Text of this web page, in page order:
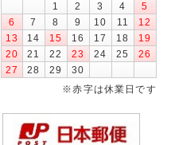
1
2 3 4
5
6
7 8 9 10 11
12
13
14 15 16 17 18
19
20
21 22 23 24 25
26
27
28 29
30
※赤字は休業日です